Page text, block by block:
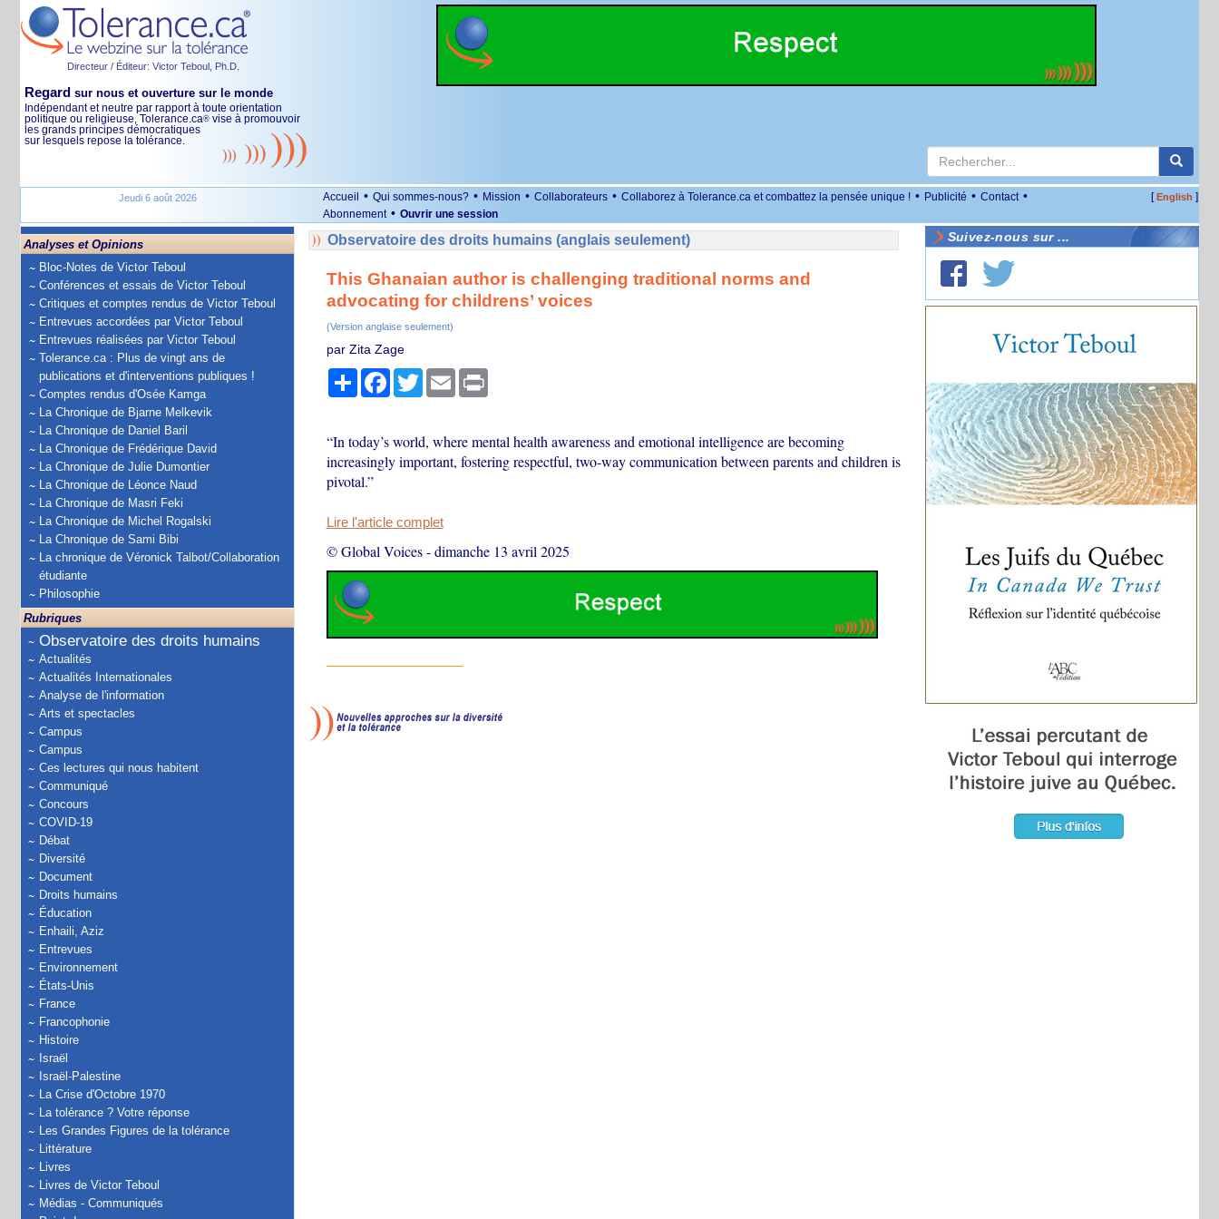
Directeur / Éditeur: Victor Teboul, Ph.D.
Regard sur nous et ouverture sur le monde
Indépendant et neutre par rapport à toute orientation
politique ou religieuse, Tolerance.ca® vise à promouvoir
les grands principes démocratiques
sur lesquels repose la tolérance.
Jeudi 6 août 2026 Accueil • Qui sommes-nous? • Mission • Collaborateurs • Collaborez à Tolerance.ca et combattez la pensée unique ! • Publicité • Contact •
Abonnement • Ouvrir une session
[English ]
Analyses et Opinions
Bloc-Notes de Victor Teboul
Conférences et essais de Victor Teboul
Critiques et comptes rendus de Victor Teboul
Entrevues accordées par Victor Teboul
Entrevues réalisées par Victor Teboul
Tolerance.ca : Plus de vingt ans de
publications et d'interventions publiques !
Comptes rendus d'Osée Kamga
La Chronique de Bjarne Melkevik
La Chronique de Daniel Baril
La Chronique de Frédérique David
La Chronique de Julie Dumontier
La Chronique de Léonce Naud
La Chronique de Masri Feki
La Chronique de Michel Rogalski
La Chronique de Sami Bibi
La chronique de Véronick Talbot/Collaboration
étudiante
Philosophie
Rubriques
Observatoire des droits humains
Actualités
Actualités Internationales
Analyse de l'information
Arts et spectacles
Campus
Campus
Ces lectures qui nous habitent
Communiqué
Concours
COVID-19
Débat
Diversité
Document
Droits humains
Éducation
Enhaili, Aziz
Entrevues
Environnement
États-Unis
France
Francophonie
Histoire
Israël
Israël-Palestine
La Crise d'Octobre 1970
La tolérance ? Votre réponse
Les Grandes Figures de la tolérance
Littérature
Livres
Livres de Victor Teboul
Médias - Communiqués
Observatoire des droits humains (anglais seulement)
This Ghanaian author is challenging traditional norms and
advocating for childrens’ voices
(Version anglaise seulement)
par Zita Zage
PartagerFacebook
TwitterEmail Print
“In today’s world, where mental health awareness and emotional intelligence are becoming
increasingly important, fostering respectful, two-way communication between parents and children is
pivotal.”
Lire l'article complet
© Global Voices-dimanche 13 avril 2025
Suivez-nous sur ...